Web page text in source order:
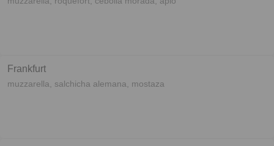
Frankfurt
muzzarella, salchicha alemana, mostaza